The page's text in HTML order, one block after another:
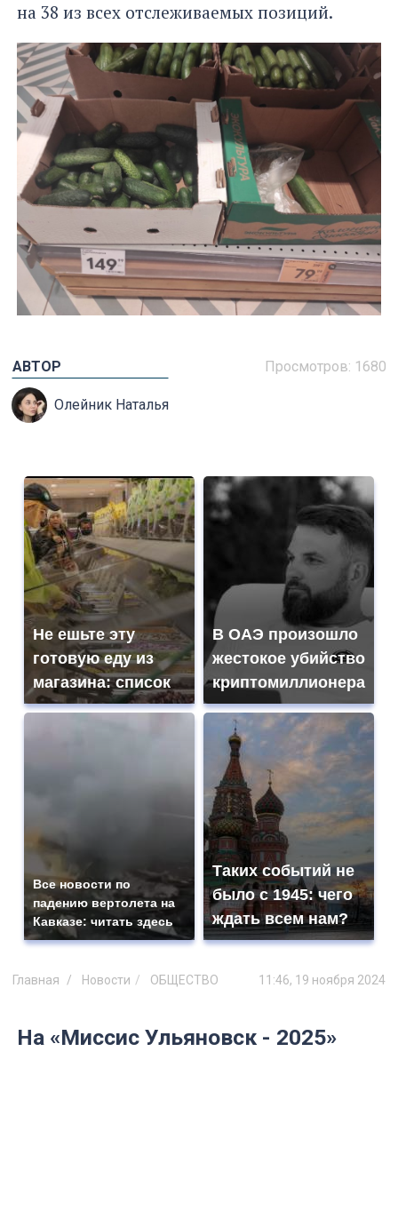
на 38 из всех отслеживаемых позиций.
Просмотров: 1680
АВТОР
Олейник Наталья
Не ешьте эту
готовую еду из
магазина: список
В ОАЭ произошло
жестокое убийство
криптомиллионера
Все новости по
падению вертолета на
Кавказе: читать здесь
Таких событий не
было с 1945: чего
ждать всем нам?
Главная Новости ОБЩЕСТВО 11:46, 19 ноября 2024
На «Миссис Ульяновск - 2025»